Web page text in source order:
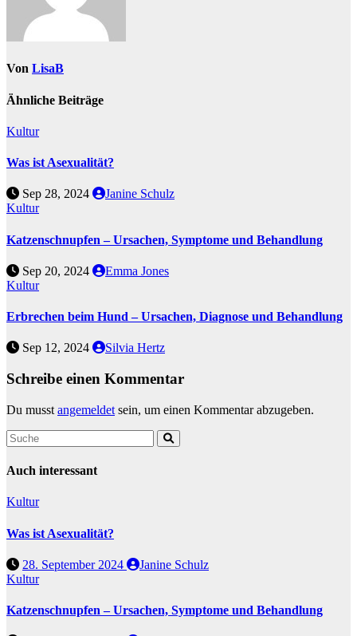
Von LisaB
Ähnliche Beiträge
Kultur
Was ist Asexualität?
Sep 28, 2024
Janine Schulz
Kultur
Katzenschnupfen – Ursachen, Symptome und Behandlung
Sep 20, 2024
Emma Jones
Kultur
Erbrechen beim Hund – Ursachen, Diagnose und Behandlung
Sep 12, 2024 Silvia Hertz
Schreibe einen Kommentar
Du musst angemeldet sein, um einen Kommentar abzugeben.
Auch interessant
Kultur
Was ist Asexualität?
28. September 2024
Janine Schulz
Kultur
Katzenschnupfen – Ursachen, Symptome und Behandlung